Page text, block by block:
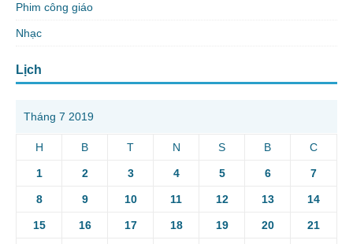
Phim công giáo
Nhạc
Lịch
Tháng 7 2019
H B T N S B C
1 2 3 4 5 6 7
8 9 10 11 12 13 14
15 16 17 18 19 20 21